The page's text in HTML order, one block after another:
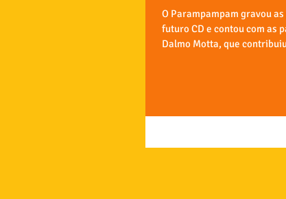
O Parampampam gravou
futuro CD e contou com as
Dalmo Motta, que